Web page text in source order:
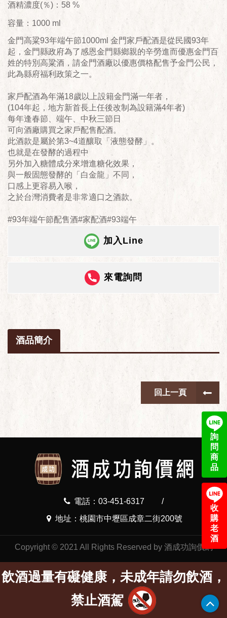
詢
問
商
品
收
購
老
酒
酒精濃度(％)：58 %
容量：1000 ml
金門高粱93年端午節1000ml 金門家戶配酒是從民國93年
起，金門縣政府為了感恩金門縣鄉親的辛勞進而優惠金門百
姓的特別高粱酒，請金門酒廠以優惠價格配售予金門公民，
此為縣府福利政策之一。
家戶配酒為年滿18歲以上設籍金門滿一年者，
(104年起，地方新首長上任後改制為設籍滿4年者)
每年逢春節、端午、中秋三節日
可向酒廠購買之家戶配售配酒。
此酒款是屬於第3~4道釀取「液態發酵」。
也就是在發酵的過程中
另外加入糖體成分來增進糖化效果，
​與一般固態發酵的「白金龍」不同，
口感上更容易入喉，
之於台灣消費者是非常適口之酒款。
#93年端午節配售酒#家配酒#93端午
加入Line
來電詢問
酒品簡介
回上一頁
電話：03-451-6317
/
地址：桃園市中壢區成章二街200號
Copyright © 2021 All Rights Reserved by 酒成功詢價網
飲酒過量有礙健康，未成年請勿飲酒，
禁止酒駕